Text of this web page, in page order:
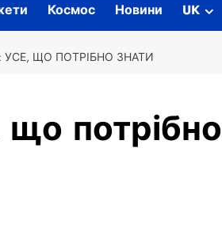
Космос Новини UK
УСЕ, ЩО ПОТРІБНО ЗНАТИ
потрібно